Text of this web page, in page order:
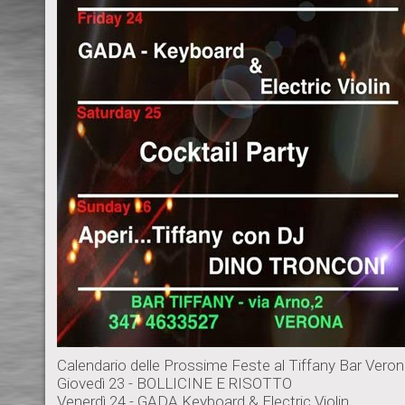
Calendario delle Prossime Feste al Tiffany Bar
Giovedì 23 - BOLLICINE E RISOTTO